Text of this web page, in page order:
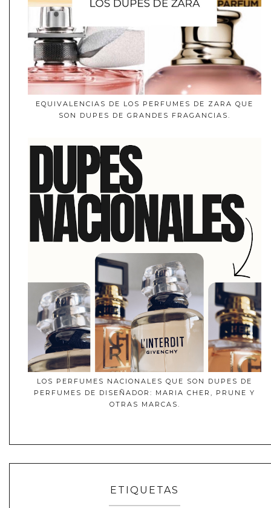
EQUIVALENCIAS DE LOS PERFUMES DE ZARA QUE
SON DUPES DE GRANDES FRAGANCIAS.
LOS PERFUMES NACIONALES QUE SON DUPES DE
PERFUMES DE DISEÑADOR: MARIA CHER, PRUNE Y
OTRAS MARCAS.
ETIQUETAS